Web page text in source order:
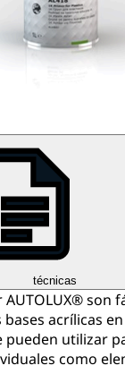
técnicas
AUTOLUX® son
acrílicas
pueden utilizar
como